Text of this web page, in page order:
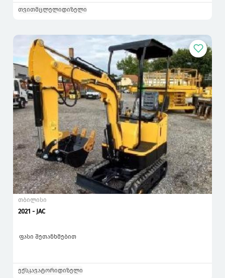
თვითმცლელიდიზელი
თბილისი
2021 - JAC
ფასი შეთანხმებით
ექსკავატორიდიზელი